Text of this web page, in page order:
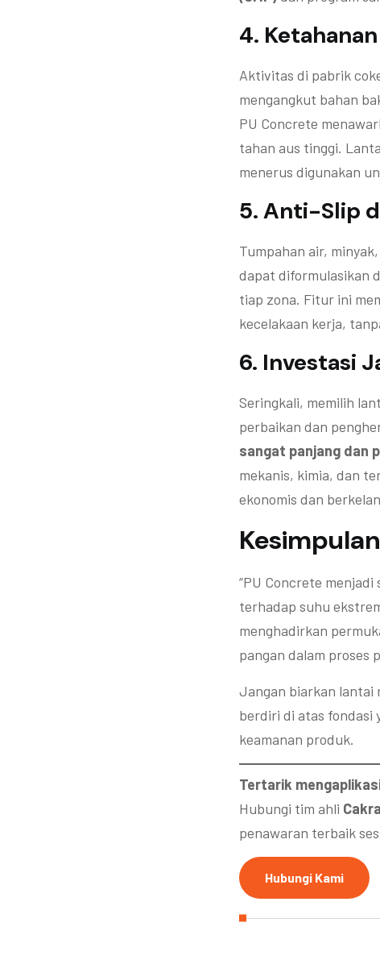
4.
Aktivitas di pabrik
mengangkut bahan
PU Concrete
tahan aus tinggi.
menerus digunakan
5. Anti-Slip
Tumpahan air,
dapat diformulasikan
tiap zona. Fitur ini
kecelakaan kerja,
6. Investasi
Seringkali, memilih
perbaikan dan
sangat panjang dan
mekanis, kimia, dan
ekonomis dan
Kesimpulan
“PU Concrete
terhadap suhu
menghadirkan
pangan dalam proses
Jangan biarkan lantai
berdiri di atas fondasi
keamanan produk.
Tertarik
Hubungi tim ahli
penawaran terbaik
Hubungi Kami